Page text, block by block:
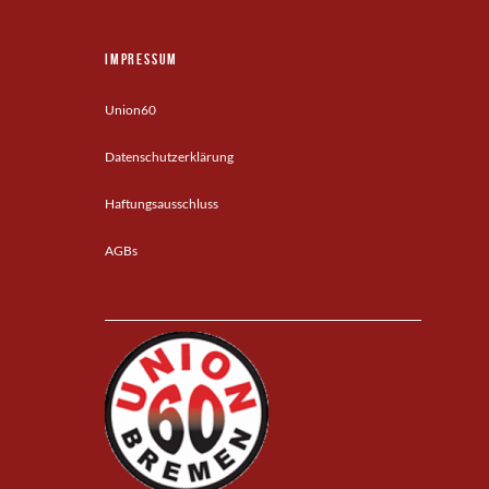
Impressum
Union60
Datenschutzerklärung
Haftungsausschluss
AGBs